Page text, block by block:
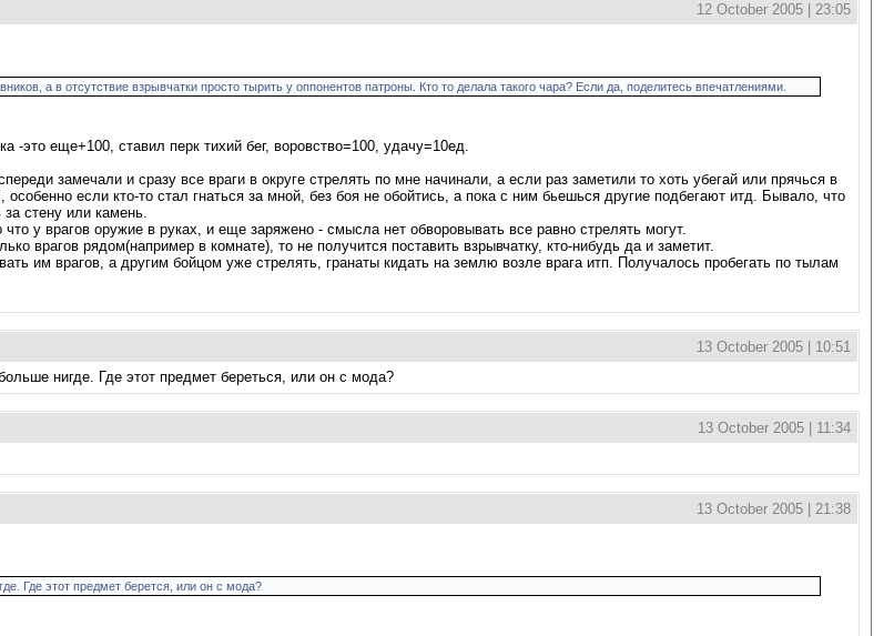
12 October 2005 | 23:05
а в отсутствие взрывчатки просто тырить у оппонентов патроны. Кто то делала такого чара? Если да, поделитесь впечатлениями.
-это еще+100, ставил перк тихий бег, воровство=100, удачу=10ед.
замечали и сразу все враги в округе стрелять по мне начинали, а если раз заметили то хоть убегай или прячься в
если кто-то стал гнаться за мной, без боя не обойтись, а пока с ним бьешься другие подбегают итд. Бывало, что
стену или камень.
у врагов оружие в руках, и еще заряжено - смысла нет обворовывать все равно стрелять могут.
врагов рядом(например в комнате), то не получится поставить взрывчатку, кто-нибудь да и заметит.
им врагов, а другим бойцом уже стрелять, гранаты кидать на землю возле врага итп. Получалось пробегать по тылам
13 October 2005 | 10:51
нигде. Где этот предмет береться, или он с мода?
13 October 2005 | 11:34
13 October 2005 | 21:38
Где этот предмет берется, или он с мода?